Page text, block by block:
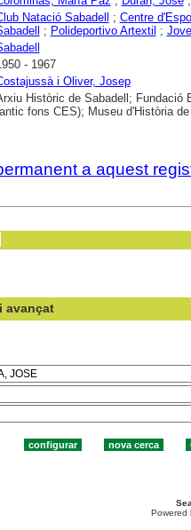
Natació Sabadell ; Centre
; Polideportivo Artextil ;
- 1967
i Oliver, Josep
Històric de Sabadell; Fundació
fons CES); Museu d'Història
a aquest
avançat